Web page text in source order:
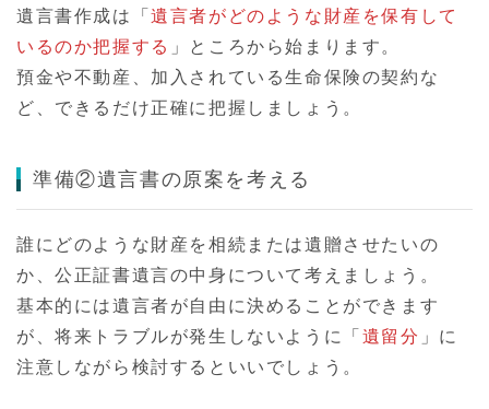
遺言書作成は「遺言者がどのような財産を保有して
いるのか把握する 」ところから始まります。
預金や不動産、加入されている生命保険の契約な
ど、できるだけ正確に把握しましょう。
準備②遺言書の原案を考える
誰にどのような財産を相続または遺贈させたいの
か、公正証書遺言の中身について考えましょう。
基本的には遺言者が自由に決めることができます
が、将来トラブルが発生しないように「 遺留分 」に
注意しながら検討するといいでしょう。